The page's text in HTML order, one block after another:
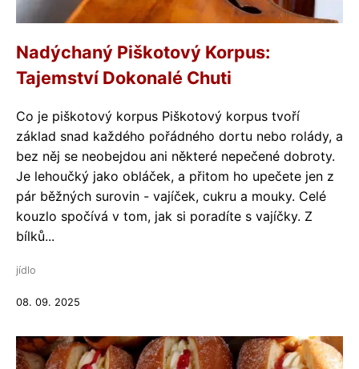
Nadýchaný Piškotový Korpus:
Tajemství Dokonalé Chuti
Co je piškotový korpus Piškotový korpus tvoří
základ snad každého pořádného dortu nebo rolády, a
bez něj se neobejdou ani některé nepečené dobroty.
Je lehoučký jako obláček, a přitom ho upečete jen z
pár běžných surovin - vajíček, cukru a mouky. Celé
kouzlo spočívá v tom, jak si poradíte s vajíčky. Z
bílků...
jídlo
08. 09. 2025